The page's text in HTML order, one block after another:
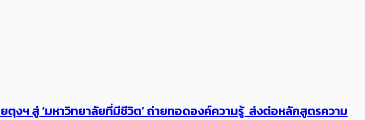
งฯ สู่ ‘มหาวิทยาลัยที่มีชีวิต’ ถ่ายทอดองค์ความรู้ ส่งต่อหลักสูตรความ